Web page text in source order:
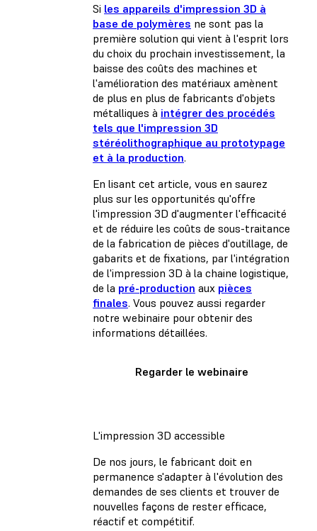
Si les appareils d'impression 3D à
base de polymères ne sont pas la
première solution qui vient à l'esprit lors
du choix du prochain investissement, la
baisse des coûts des machines et
l'amélioration des matériaux amènent
de plus en plus de fabricants d'objets
métalliques à intégrer des procédés
tels que l'impression 3D
stéréolithographique au prototypage
et à la production.
En lisant cet article, vous en saurez
plus sur les opportunités qu'offre
l'impression 3D d'augmenter l'efficacité
et de réduire les coûts de sous-traitance
de la fabrication de pièces d'outillage, de
gabarits et de fixations, par l'intégration
de l'impression 3D à la chaine logistique,
de la pré-production aux pièces
finales. Vous pouvez aussi regarder
notre webinaire pour obtenir des
informations détaillées.
Regarder le webinaire
L'impression 3D accessible
De nos jours, le fabricant doit en
permanence s'adapter à l'évolution des
demandes de ses clients et trouver de
nouvelles façons de rester efficace,
réactif et compétitif.